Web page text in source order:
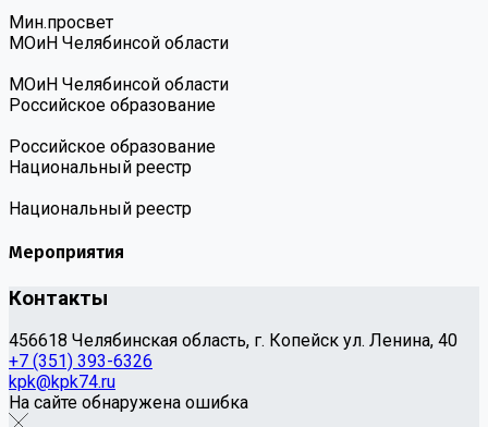
Мин.просвет
МОиН Челябинсой области
МОиН Челябинсой области
Российское образование
Российское образование
Национальный реестр
Национальный реестр
Мероприятия
Контакты
456618 Челябинская область, г. Копейск ул. Ленина, 40
+7 (351) 393-6326
kpk@kpk74.ru
На сайте обнаружена ошибка